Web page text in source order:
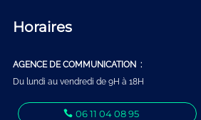
Horaires
AGENCE DE COMMUNICATION :
Du lundi au vendredi de 9H à 18H
06 11 04 08 95